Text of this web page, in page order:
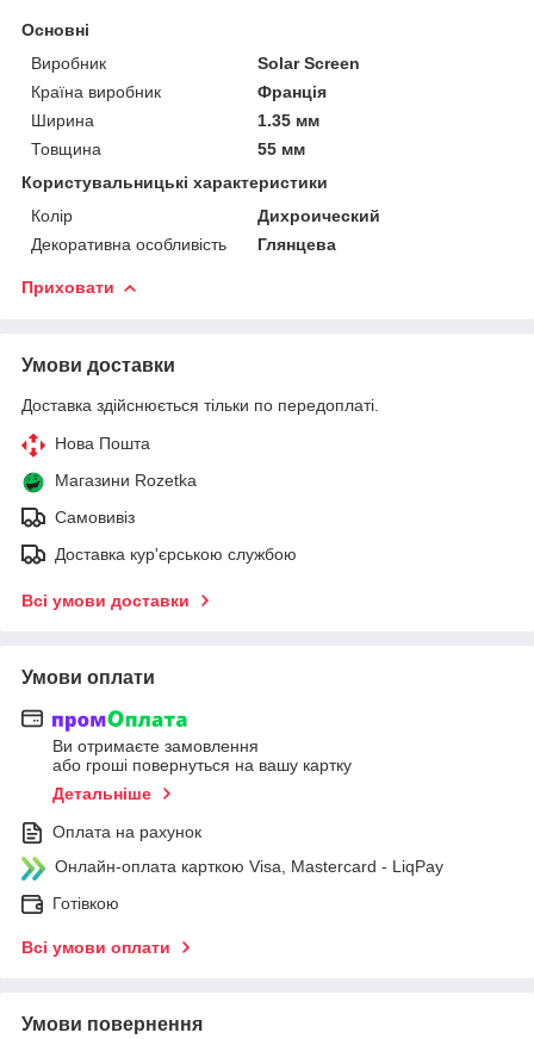
Основні
Виробник
Solar Screen
Країна виробник
Франція
Ширина
1.35 мм
Товщина
55 мм
Користувальницькі характеристики
Колір
Дихроический
Декоративна особливість
Глянцева
Приховати
Умови доставки
Доставка здійснюється тільки по передоплаті.
Нова Пошта
Магазини Rozetka
Самовивіз
Доставка кур'єрською службою
Всі умови доставки
Умови оплати
Ви отримаєте замовлення
або гроші повернуться на вашу картку
Детальніше
Оплата на рахунок
Онлайн-оплата карткою Visa, Mastercard - LiqPay
Готівкою
Всі умови оплати
Умови повернення